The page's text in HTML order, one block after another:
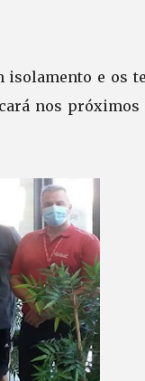
isolamento e os
nos próximos